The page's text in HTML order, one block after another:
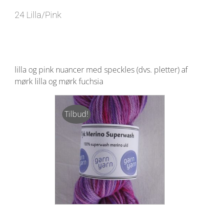
24 Lilla/Pink
lilla og pink nuancer med speckles (dvs. pletter) af
mørk lilla og mørk fuchsia
Tilbud!